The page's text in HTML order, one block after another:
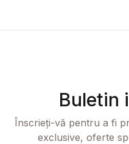
Buletin
Înscrieți-vă pentru a fi
exclusive, oferte